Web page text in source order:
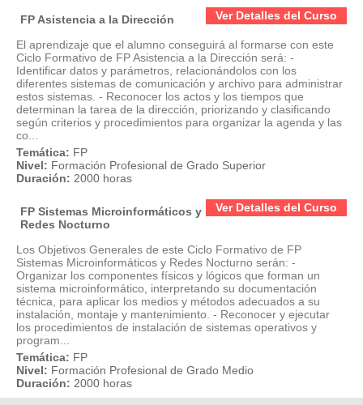
Ver Detalles del Curso
FP Asistencia a la Dirección
El aprendizaje que el alumno conseguirá al formarse con este
Ciclo Formativo de FP Asistencia a la Dirección será: -
Identificar datos y parámetros, relacionándolos con los
diferentes sistemas de comunicación y archivo para administrar
estos sistemas. - Reconocer los actos y los tiempos que
determinan la tarea de la dirección, priorizando y clasificando
según criterios y procedimientos para organizar la agenda y las
co...
Temática: FP
Nivel: Formación Profesional de Grado Superior
Duración: 2000 horas
Ver Detalles del Curso
FP Sistemas Microinformáticos y
Redes Nocturno
Los Objetivos Generales de este Ciclo Formativo de FP
Sistemas Microinformáticos y Redes Nocturno serán: -
Organizar los componentes físicos y lógicos que forman un
sistema microinformático, interpretando su documentación
técnica, para aplicar los medios y métodos adecuados a su
instalación, montaje y mantenimiento. - Reconocer y ejecutar
los procedimientos de instalación de sistemas operativos y
program...
Temática: FP
Nivel: Formación Profesional de Grado Medio
Duración: 2000 horas